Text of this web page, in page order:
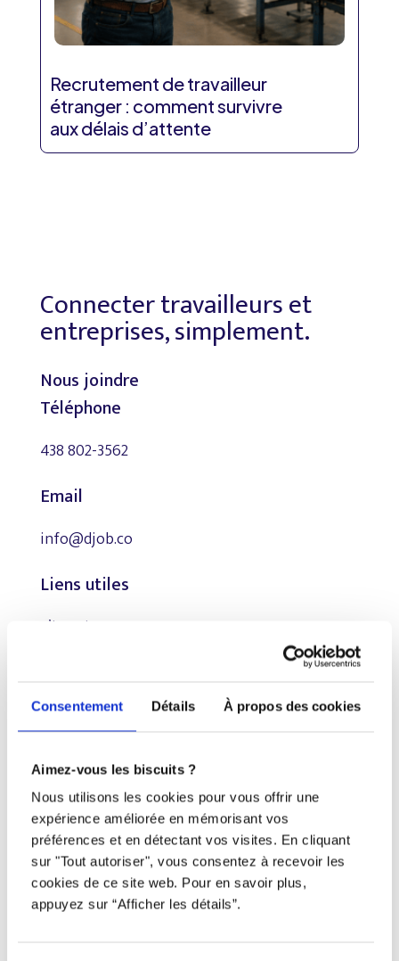
Consentement Détails À propos des cookies
Aimez-vous les biscuits ?
Nous utilisons les cookies pour vous offrir une
expérience améliorée en mémorisant vos
préférences et en détectant vos visites. En cliquant
sur "Tout autoriser", vous consentez à recevoir les
cookies de ce site web. Pour en savoir plus,
appuyez sur “Afficher les détails”.
Recrutement de travailleur
étranger : comment survivre
aux délais d’attente
Connecter travailleurs et
entreprises, simplement.
Nous joindre
Téléphone
438 802-3562
Email
info@djob.co
Liens utiles
S’inscrire
Nous contacter
Restez à l’affût !
Tous droits réservés © Djob